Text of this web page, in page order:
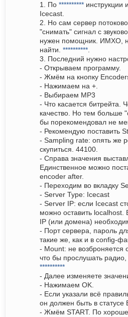
1. По ********** инструкции
Icecast.
2. Но сам сервер
"снимать" сигнал с
нужен помощник. ИМХО,
найти. **********
3. Последний нужно
- Открываем программу.
- Жмём на кнопку
- Нажимаем на +.
- Выбираем MP3
- Что касается
качество. Но тем больше
бы порекомендовал не
- Рекомендую поставить
- Sampling rate: опять же
скупиться. 44100.
- Справа значения
Единственное можно
encoder after.
- Переходим во вкладку
- Server Type: Icecast
- Server IP: если Icecast
можно оставить localhost.
IP (или домена)
- Порт сервера, пароль
такие же, как и в config-
- Mount: не возброняется
что бы прослушать
**********
- Далее изменяете
- Нажимаем OK.
- Если указали всё
он должен быть в статусе
- Жмём START. По